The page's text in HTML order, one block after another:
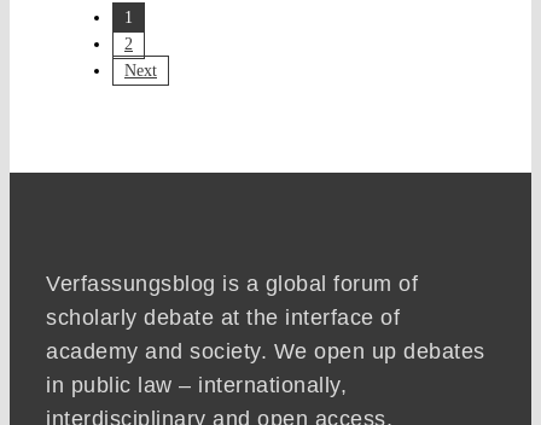
1
2
Next
Verfassungsblog is a global forum of
scholarly debate at the interface of
academy and society. We open up debates
in public law – internationally,
interdisciplinary and open access.